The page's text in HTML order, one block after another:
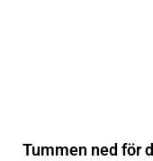
Tummen ned för